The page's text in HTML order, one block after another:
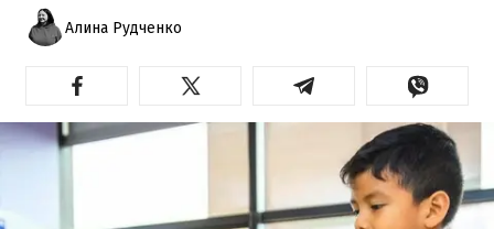
Алина Рудченко